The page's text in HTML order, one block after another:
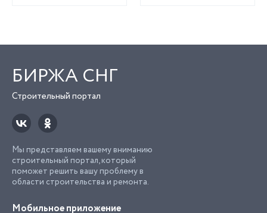
БИРЖА СНГ
Строительный портал
Мы представляем вашему вниманию
строительный портал, который
поможет решить вашу проблему в
области строительства и ремонта.
Мобильное приложение